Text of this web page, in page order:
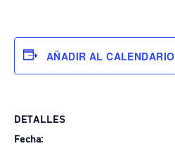
AÑADIR AL CALENDARIO
DETALLES
Fecha: